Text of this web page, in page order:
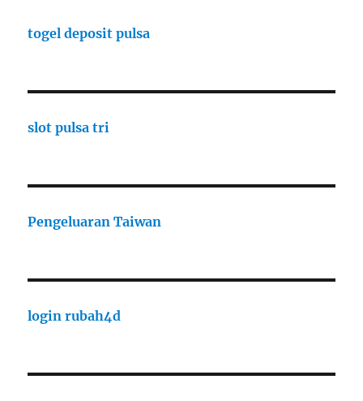
togel deposit pulsa
slot pulsa tri
Pengeluaran Taiwan
login rubah4d